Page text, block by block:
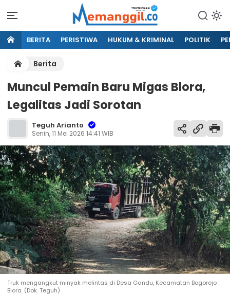
BERITA PERISTIWA HUKUM & KRIMINAL POLITIK
Berita
Muncul Pemain Baru Migas Blora,
Legalitas Jadi Sorotan
Teguh Arianto
Senin, 11 Mei 2026 14:41 WIB
Truk mengangkut minyak melintas di Desa Gandu, Kecamatan Bogorejo
Blora. (Dok. Teguh)